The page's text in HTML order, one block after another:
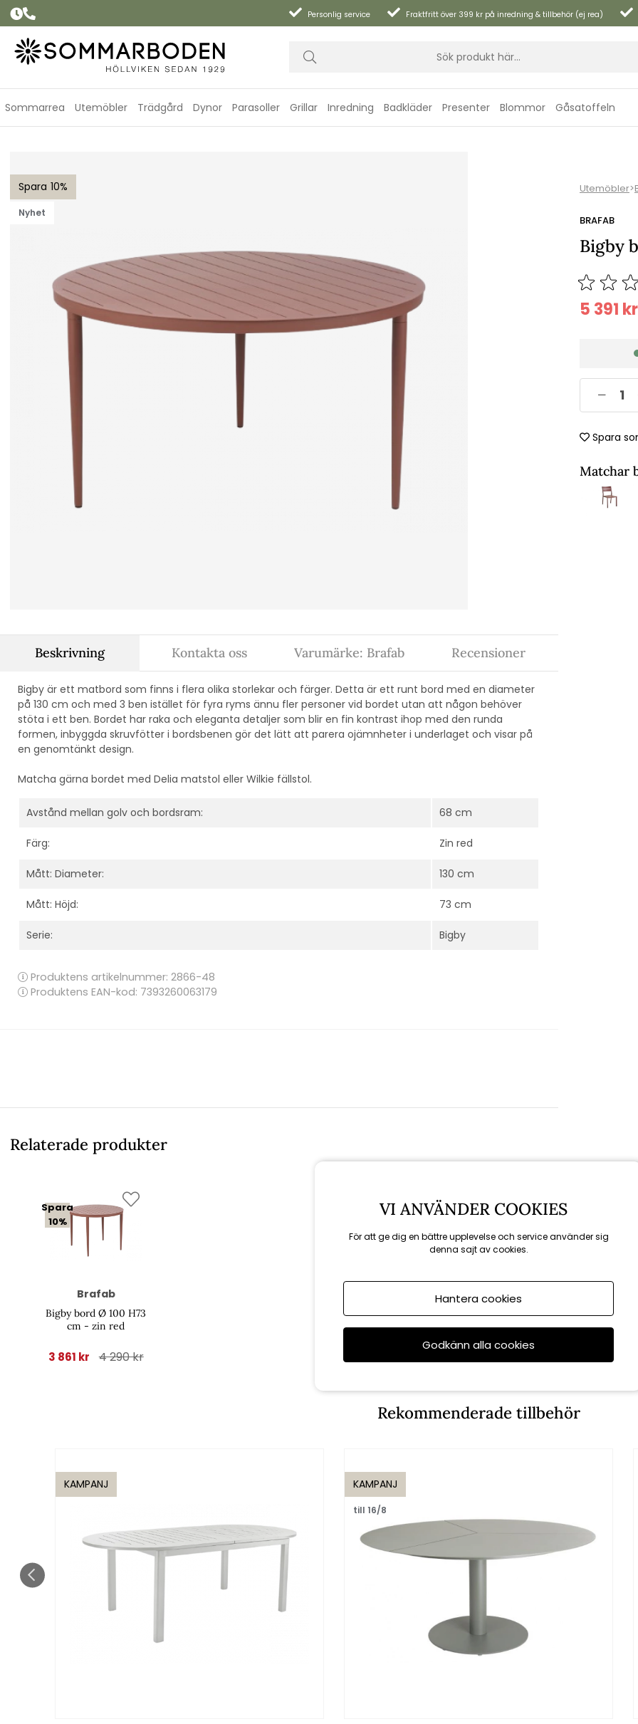
Personlig service Fraktfritt över 399 kr på inredning & tillbehör (ej rea)
Sommarrea Utemöbler Trädgård Dynor Parasoller Grillar Inredning Badkläder Presenter Blommor Gåsatoffeln
10
Nyhet
Utemöbler>
BRAFAB
Bigby
5 391 kr
Spara
Matchar
Beskrivning
Bigby är ett matbord som finns i flera olika storlekar och färger. Detta är ett runt bord med en diameter
på 130 cm och med 3 ben istället för fyra ryms ännu fler personer vid bordet utan att någon behöver
stöta i ett ben. Bordet har raka och eleganta detaljer som blir en fin kontrast ihop med den runda
formen, inbyggda skruvfötter i bordsbenen gör det lätt att parera ojämnheter i underlaget och visar på
en genomtänkt design.
Matcha gärna bordet med Delia matstol eller Wilkie fällstol.
Avstånd mellan golv och bordsram: 68 cm
Färg: Zin red
Mått: Diameter: 130 cm
Mått: Höjd: 73 cm
Serie: Bigby
Produktens artikelnummer: 2866-48
Produktens EAN-kod: 7393260063179
Kontakta oss Varumärke: Brafab Recensioner
Relaterade produkter
Spara
10%
Brafab
Bigby bord Ø 100 H73
cm - zin red
3 861 kr 4 290 kr
Rekommenderade tillbehör
KAMPANJ KAMPANJ
till 16/8
VI ANVÄNDER COOKIES
För att ge dig en bättre upplevelse och service använder sig
denna sajt av cookies.
Hantera cookies
Godkänn alla cookies